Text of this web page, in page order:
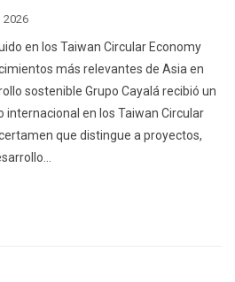
2026
en los Taiwan Circular Economy
más relevantes de Asia en
sostenible Grupo Cayalá recibió un
en los Taiwan Circular
que distingue a proyectos,